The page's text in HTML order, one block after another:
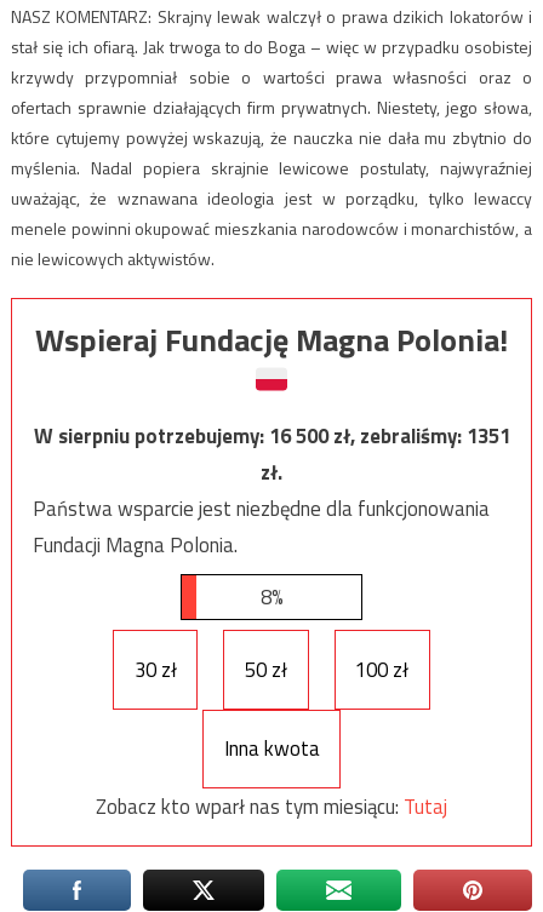
NASZ KOMENTARZ: Skrajny lewak walczył o prawa dzikich lokatorów i
stał się ich ofiarą. Jak trwoga to do Boga – więc w przypadku osobistej
krzywdy przypomniał sobie o wartości prawa własności oraz o
ofertach sprawnie działających firm prywatnych. Niestety, jego słowa,
które cytujemy powyżej wskazują, że nauczka nie dała mu zbytnio do
myślenia. Nadal popiera skrajnie lewicowe postulaty, najwyraźniej
uważając, że wznawana ideologia jest w porządku, tylko lewaccy
menele powinni okupować mieszkania narodowców i monarchistów, a
nie lewicowych aktywistów.
Wspieraj Fundację Magna Polonia!
W sierpniu potrzebujemy:16 500zł, zebraliśmy:1351
zł.
Państwa wsparcie jest niezbędne dla funkcjonowania
Fundacji Magna Polonia.
8%
30 zł 50 zł 100 zł
Inna kwota
Zobacz kto wparł nas tym miesiącu: Tutaj